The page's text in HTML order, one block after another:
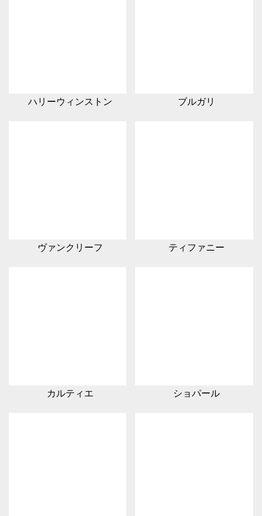
ハリーウィンストン ブルガリ
ヴァンクリーフ ティファニー
カルティエ ショパール